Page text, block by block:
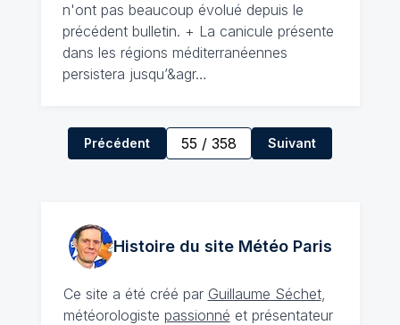
n'ont pas beaucoup évolué depuis le
précédent bulletin. + La canicule présente
dans les régions méditerranéennes
persistera jusqu’&agr…
Précédent 55 / 358 Suivant
Histoire du site MétéoParis
Ce site a été créé par Guillaume Séchet,
météorologiste passionné et présentateur